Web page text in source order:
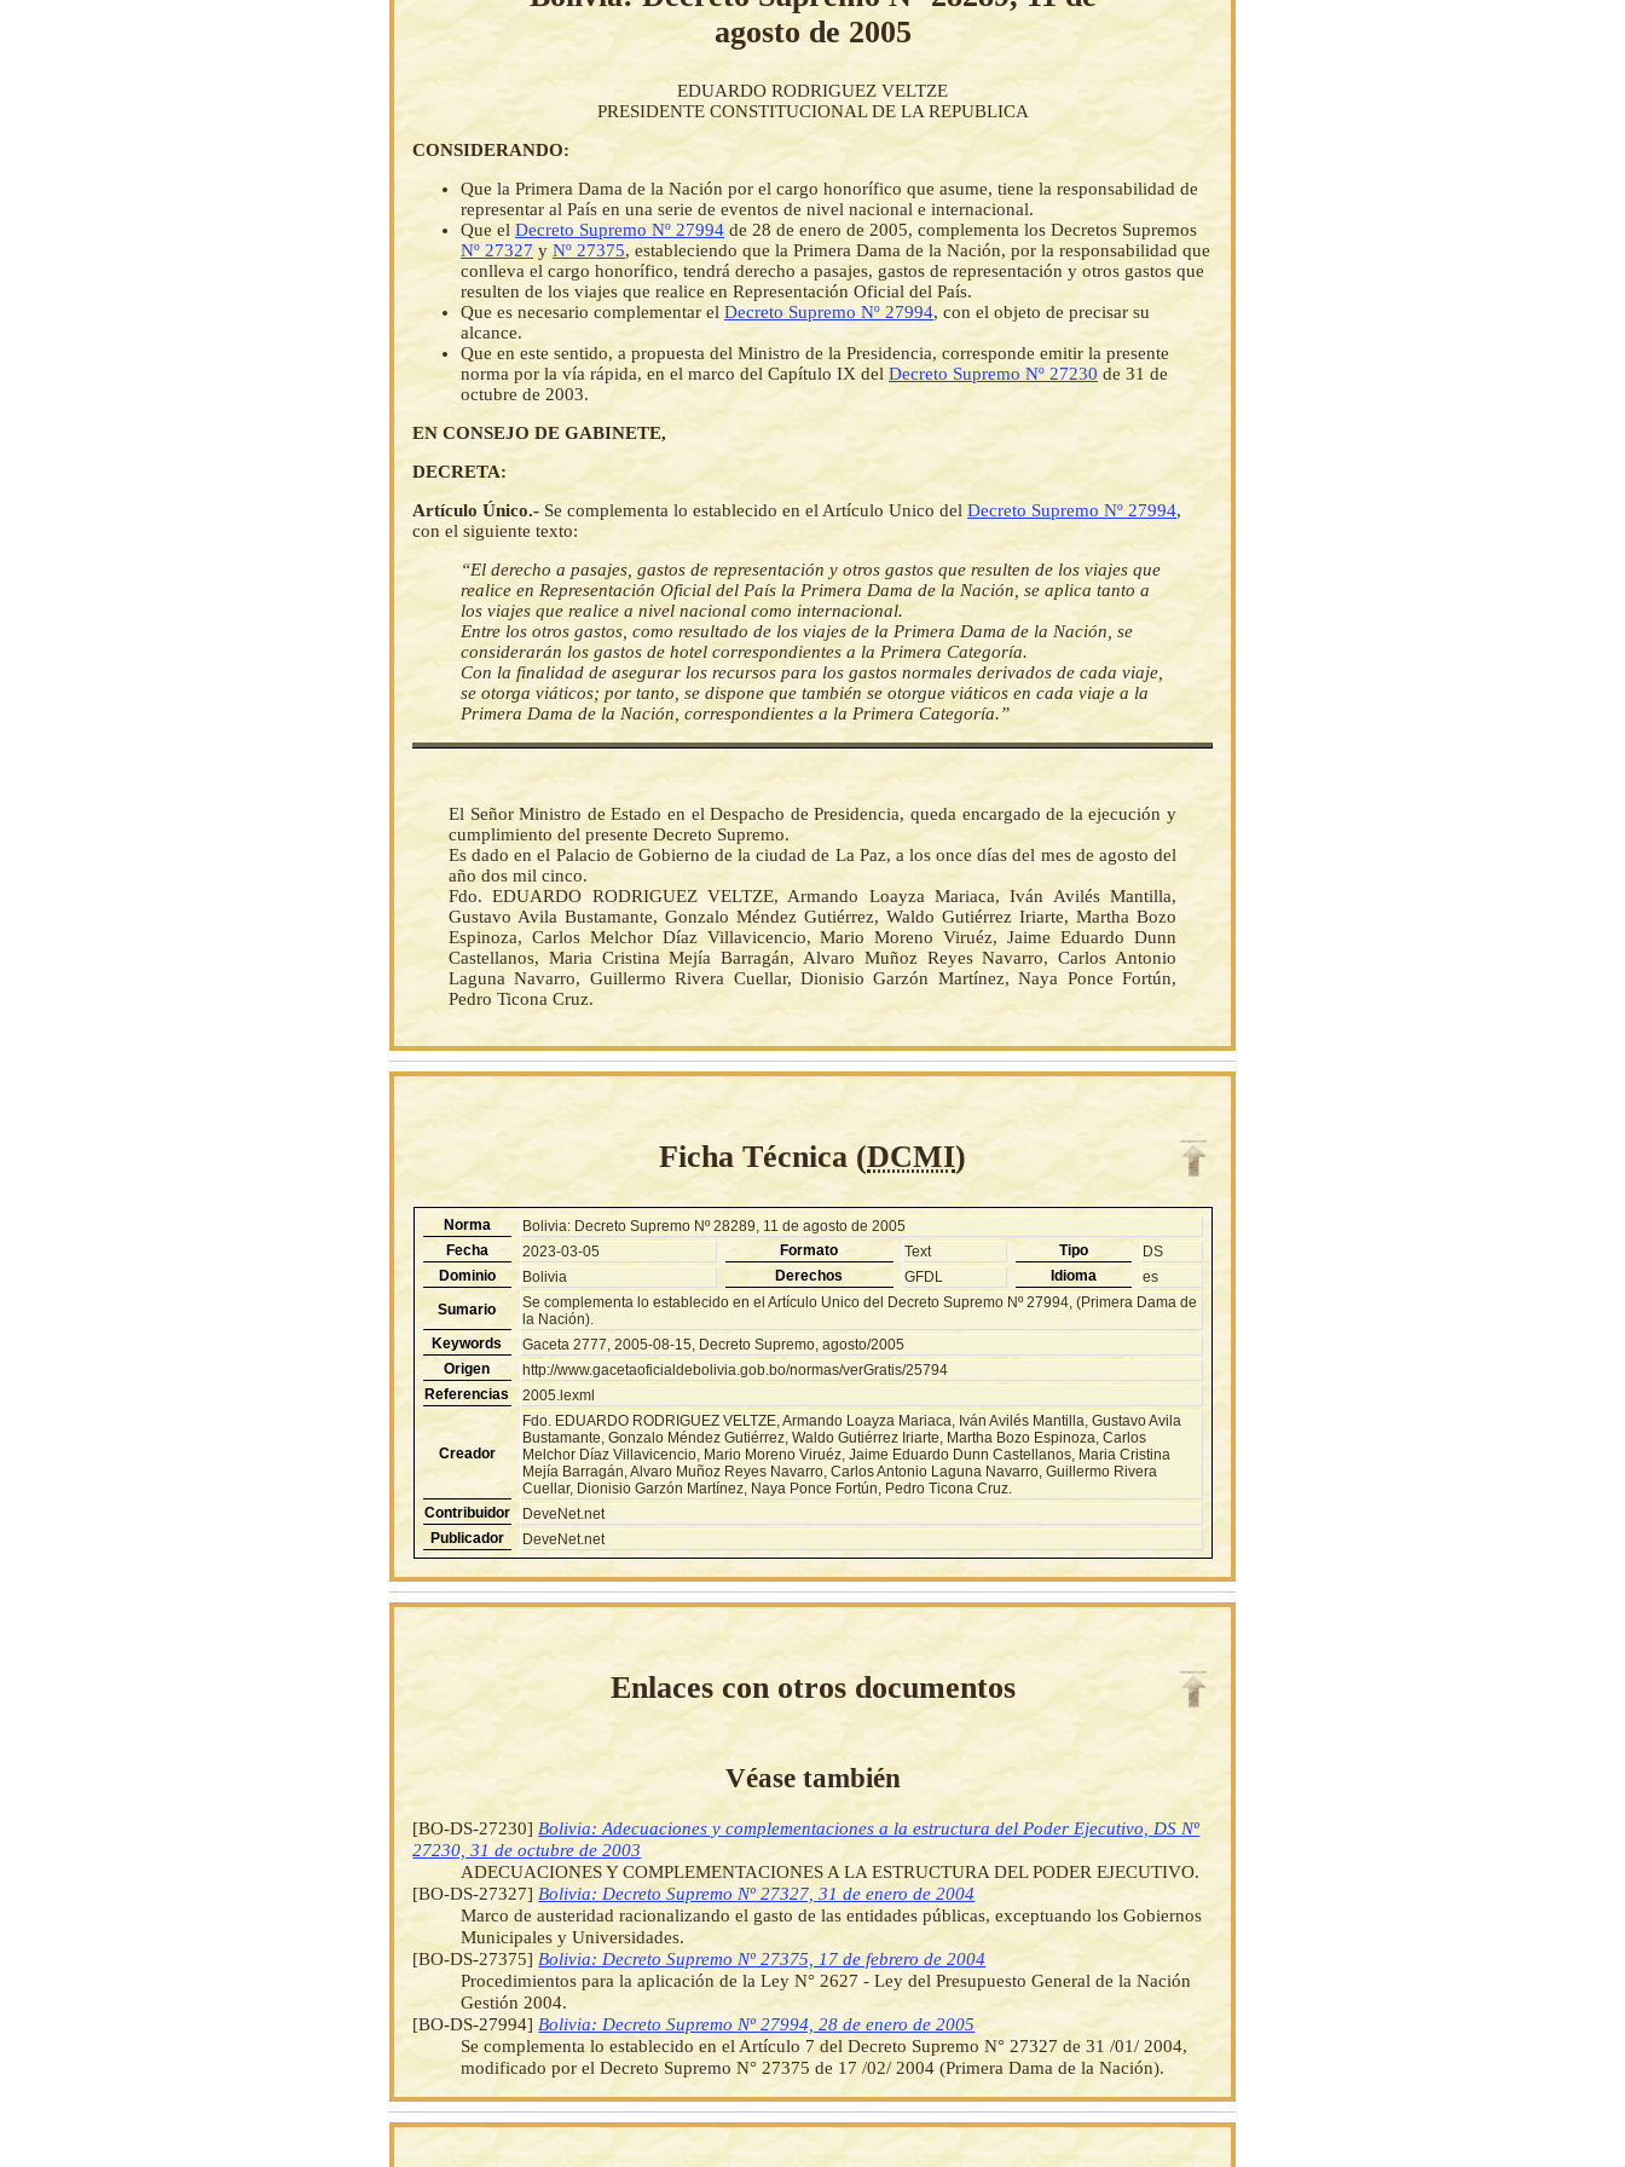
agosto de 2005
EDUARDO RODRIGUEZ VELTZE
PRESIDENTE CONSTITUCIONAL DE LA REPUBLICA
CONSIDERANDO:
Que la Primera Dama de la Nación por el cargo honorífico que asume, tiene la responsabilidad de
representar al País en una serie de eventos de nivel nacional e internacional.
Que elDecreto Supremo Nº 27994 de 28 de enero de 2005, complementa los Decretos Supremos
Nº 27327 y Nº 27375, estableciendo que la Primera Dama de la Nación, por la responsabilidad que
conlleva el cargo honorífico, tendrá derecho a pasajes, gastos de representación y otros gastos que
resulten de los viajes que realice en Representación Oficial del País.
Que es necesario complementar el Decreto Supremo Nº 27994, con el objeto de precisar su
alcance.
Que en este sentido, a propuesta del Ministro de la Presidencia, corresponde emitir la presente
norma por la vía rápida, en el marco del Capítulo IX del Decreto Supremo Nº 27230 de 31 de
octubre de 2003.
EN CONSEJO DE GABINETE,
DECRETA:
Artículo Único.- Se complementa lo establecido en el Artículo Unico del Decreto Supremo Nº 27994,
con el siguiente texto:
“El derecho a pasajes, gastos de representación y otros gastos que resulten de los viajes que
realice en Representación Oficial del País la Primera Dama de la Nación, se aplica tanto a
los viajes que realice a nivel nacional como internacional.
Entre los otros gastos, como resultado de los viajes de la Primera Dama de la Nación, se
considerarán los gastos de hotel correspondientes a la Primera Categoría.
Con la finalidad de asegurar los recursos para los gastos normales derivados de cada viaje,
se otorga viáticos; por tanto, se dispone que también se otorgue viáticos en cada viaje a la
Primera Dama de la Nación, correspondientes a la Primera Categoría.”
El Señor Ministro de Estado en el Despacho de Presidencia, queda encargado de la ejecución y
cumplimiento del presente Decreto Supremo.
Es dado en el Palacio de Gobierno de la ciudad de La Paz, a los once días del mes de agosto del
año dos mil cinco.
Fdo. EDUARDO RODRIGUEZ VELTZE, Armando Loayza Mariaca, Iván Avilés Mantilla,
Gustavo Avila Bustamante, Gonzalo Méndez Gutiérrez, Waldo Gutiérrez Iriarte, Martha Bozo
Espinoza, Carlos Melchor Díaz Villavicencio, Mario Moreno Viruéz, Jaime Eduardo Dunn
Castellanos, Maria Cristina Mejía Barragán, Alvaro Muñoz Reyes Navarro, Carlos Antonio
Laguna Navarro, Guillermo Rivera Cuellar, Dionisio Garzón Martínez, Naya Ponce Fortún,
Pedro Ticona Cruz.
Ficha Técnica (DCMI)
Norma
Bolivia: Decreto Supremo Nº 28289, 11 de agosto de 2005
Fecha
2023-03-05 Formato Text Tipo
DS
Dominio
Bolivia Derechos GFDL Idioma
es
Sumario
Se complementa lo establecido en el Artículo Unico del Decreto Supremo Nº 27994, (Primera Dama de
la Nación).
Keywords
Gaceta 2777, 2005-08-15, Decreto Supremo, agosto/2005
Origen
http://www.gacetaoficialdebolivia.gob.bo/normas/verGratis/25794
Referencias
2005.lexml
Creador
Fdo. EDUARDO RODRIGUEZ VELTZE, Armando Loayza Mariaca, Iván Avilés Mantilla, Gustavo Avila
Bustamante, Gonzalo Méndez Gutiérrez, Waldo Gutiérrez Iriarte, Martha Bozo Espinoza, Carlos
Melchor Díaz Villavicencio, Mario Moreno Viruéz, Jaime Eduardo Dunn Castellanos, Maria Cristina
Mejía Barragán, Alvaro Muñoz Reyes Navarro, Carlos Antonio Laguna Navarro, Guillermo Rivera
Cuellar, Dionisio Garzón Martínez, Naya Ponce Fortún, Pedro Ticona Cruz.
Contribuidor
DeveNet.net
Publicador
DeveNet.net
Enlaces con otros documentos
Véase también
[BO-DS-27230] Bolivia: Adecuaciones y complementaciones a la estructura del Poder Ejecutivo, DS Nº
27230, 31 de octubre de 2003
ADECUACIONES Y COMPLEMENTACIONES A LA ESTRUCTURA DEL PODER EJECUTIVO.
[BO-DS-27327] Bolivia: Decreto Supremo Nº 27327, 31 de enero de 2004
Marco de austeridad racionalizando el gasto de las entidades públicas, exceptuando los Gobiernos
Municipales y Universidades.
[BO-DS-27375] Bolivia: Decreto Supremo Nº 27375, 17 de febrero de 2004
Procedimientos para la aplicación de la Ley N° 2627 - Ley del Presupuesto General de la Nación
Gestión 2004.
[BO-DS-27994] Bolivia: Decreto Supremo Nº 27994, 28 de enero de 2005
Se complementa lo establecido en el Artículo 7 del Decreto Supremo N° 27327 de 31 /01/ 2004,
modificado por el Decreto Supremo N° 27375 de 17 /02/ 2004 (Primera Dama de la Nación).